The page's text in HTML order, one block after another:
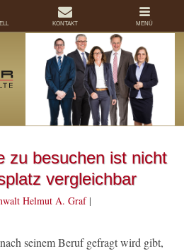
zu besuchen ist nicht
vergleichbar
Helmut A. Graf|
seinem Beruf gefragt wird gibt,
KONTAKT MENÜ